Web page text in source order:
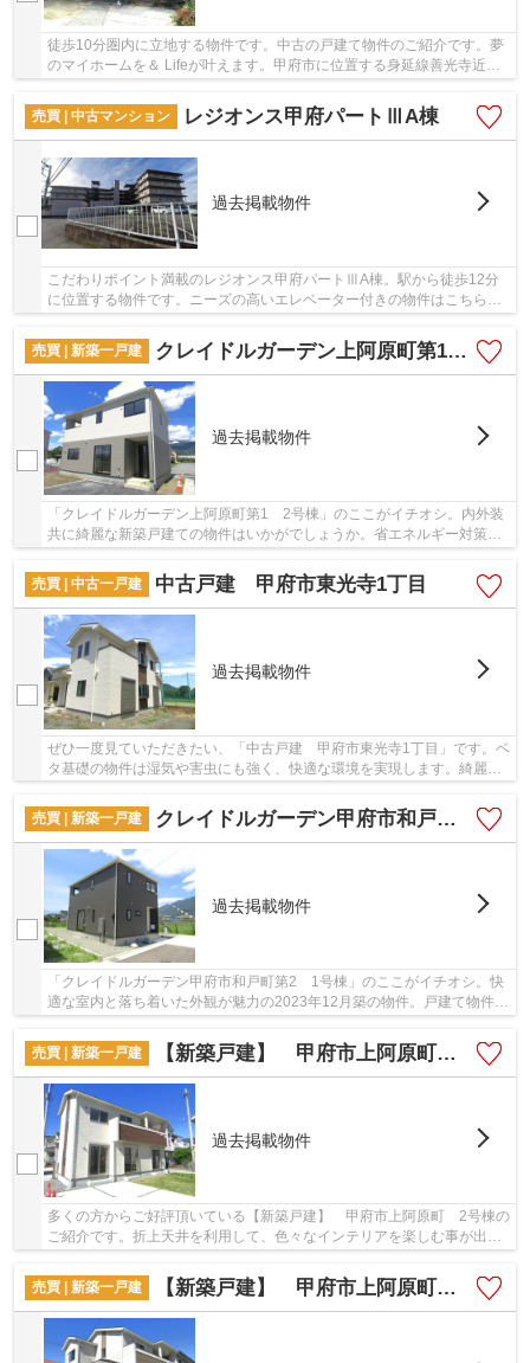
徒歩10分圏内に立地する物件です。中古の戸建て物件のご紹介です。夢
のマイホームを＆ Lifeが叶えます。甲府市に位置する身延線善光寺近く
売買 | 中古マンション
レジオンス甲府パートⅢA棟
過去掲載物件
こだわりポイント満載のレジオンス甲府パートⅢA棟。駅から徒歩12分
に位置する物件です。ニーズの高いエレベーター付きの物件はこちらで
す。綺麗に整備された中古マンションで清潔感を...
売買 | 新築一戸建
クレイドルガーデン上阿原町第1 2号棟
過去掲載物件
「クレイドルガーデン上阿原町第1 2号棟」のここがイチオシ。内外装
共に綺麗な新築戸建ての物件はいかがでしょうか。省エネルギー対策に
より断熱性も高く、空調設備費も抑えられます...
売買 | 中古一戸建
中古戸建 甲府市東光寺1丁目
過去掲載物件
ぜひ一度見ていただきたい、「中古戸建 甲府市東光寺1丁目」です。ベ
タ基礎の物件は湿気や害虫にも強く、快適な環境を実現します。綺麗な
売買 | 新築一戸建
クレイドルガーデン甲府市和戸町第2 1号棟
過去掲載物件
「クレイドルガーデン甲府市和戸町第2 1号棟」のここがイチオシ。快
適な室内と落ち着いた外観が魅力の2023年12月築の物件。戸建て物件を
売買 | 新築一戸建
【新築戸建】 甲府市上阿原町 2号棟
過去掲載物件
多くの方からご好評頂いている【新築戸建】 甲府市上阿原町 2号棟の
ご紹介です。折上天井を利用して、色々なインテリアを楽しむ事が出来
売買 | 新築一戸建
【新築戸建】 甲府市上阿原町 1号棟